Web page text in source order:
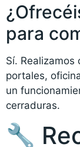
para
Sí.
portales,
un
cerraduras.
🔧